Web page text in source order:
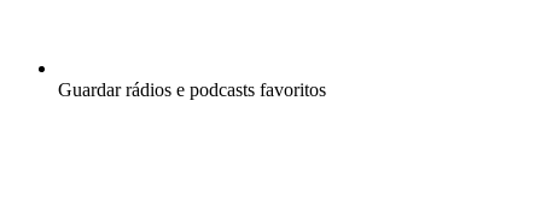
Guardar rádios e podcasts favoritos